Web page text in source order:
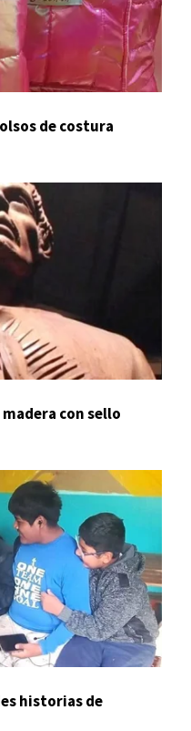
de costura
con sello
historias de